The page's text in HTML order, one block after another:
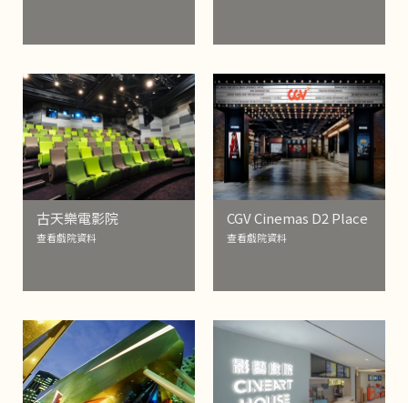
古天樂電影院
查看戲院資料
CGV Cinemas D2 Place
查看戲院資料